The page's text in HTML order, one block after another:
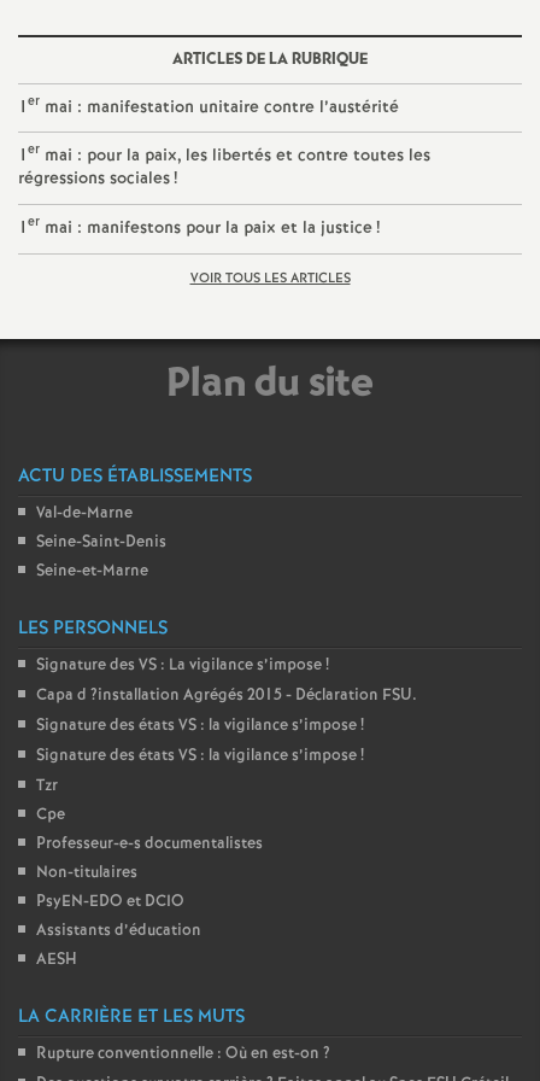
o
u
r
s
ARTICLES DE LA RUBRIQUE
1er mai : manifestation unitaire contre l’austérité
1er mai : pour la paix, les libertés et contre toutes les
régressions sociales!
1er mai : manifestons pour la paix et la justice!
VOIR TOUS LES ARTICLES
Plan du site
ACTU DES ÉTABLISSEMENTS
Val-de-Marne
Seine-Saint-Denis
Seine-et-Marne
LES PERSONNELS
Signature des VS : La vigilance s’impose!
Capa d ?installation Agrégés 2015 - Déclaration FSU.
Signature des états VS : la vigilance s’impose!
Signature des états VS : la vigilance s’impose!
Tzr
Cpe
Professeur-e-s documentalistes
Non-titulaires
PsyEN-EDO et DCIO
Assistants d’éducation
AESH
LA CARRIÈRE ET LES MUTS
Rupture conventionnelle : Où en est-on ?